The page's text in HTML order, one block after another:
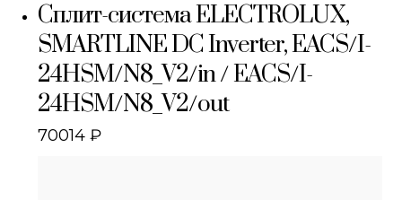
Сплит-система ELECTROLUX,
SMARTLINE DC Inverter, EACS/I-
24HSM/N8_V2/in / EACS/I-
24HSM/N8_V2/out
70014₽